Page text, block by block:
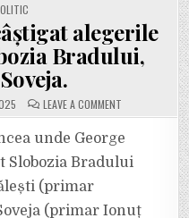
alegerile
Bradului,
LEAVE A COMMENT
CRIN
A
CÂȘTIGAT
ALEGERILE
ÎN
BRADULUI,
unde George
Slobozia Bradului
(primar
(primar Ionuț